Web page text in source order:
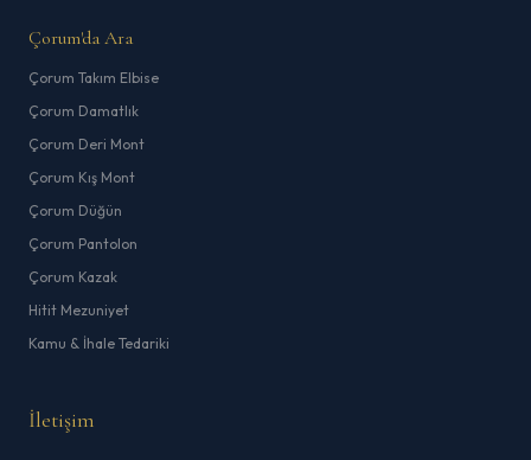
Çorum'da Ara
Çorum Takım Elbise
Çorum Damatlık
Çorum Deri Mont
Çorum Kış Mont
Çorum Düğün
Çorum Pantolon
Çorum Kazak
Hitit Mezuniyet
Kamu & İhale Tedariki
İletişim